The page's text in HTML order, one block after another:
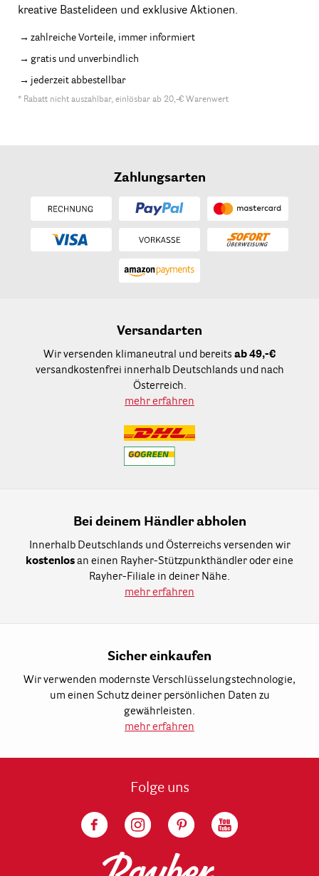
kreative Bastelideen und exklusive Aktionen.
zahlreiche Vorteile, immer informiert
gratis und unverbindlich
jederzeit abbestellbar
* Rabatt nicht auszahlbar, einlösbar ab 20,-€ Warenwert
Zahlungsarten
Versandarten
Wir versenden klimaneutral und bereits ab 49,-€
versandkostenfrei innerhalb Deutschlands und nach
Österreich.
mehr erfahren
Bei deinem Händler abholen
Innerhalb Deutschlands und Österreichs versenden wir
kostenlos an einen Rayher-Stützpunkthändler oder eine
Rayher-Filiale in deiner Nähe.
mehr erfahren
Sicher einkaufen
Wir verwenden modernste Verschlüsselungstechnologie,
um einen Schutz deiner persönlichen Daten zu
gewährleisten.
mehr erfahren
Folge uns